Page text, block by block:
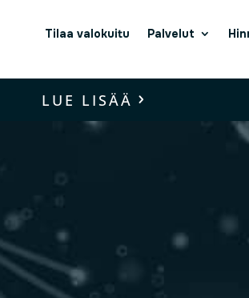
Tilaa valokuitu Palvelut
LUE LISÄÄ